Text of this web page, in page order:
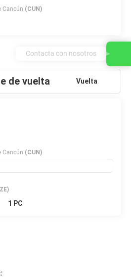
Cancún (CUN)
de vuelta Vuelta
Cancún (CUN)
1 PC
Contacta con nosotros